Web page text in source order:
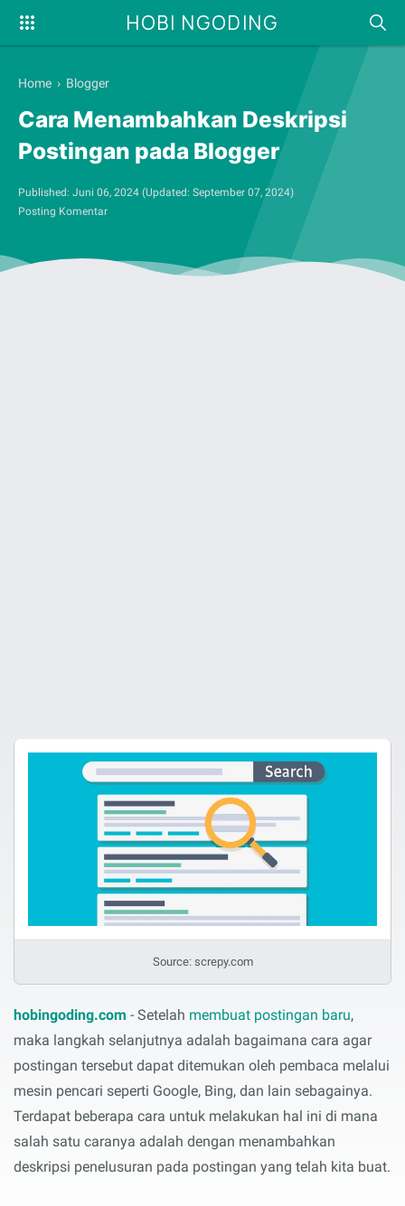
HOBI NGODING
Home › Blogger
Cara Menambahkan Deskripsi
Postingan pada Blogger
Published: Juni 06, 2024 (Updated: September 07, 2024)
Posting Komentar
Source: screpy.com
hobingoding.com - Setelah membuat postingan baru,
maka langkah selanjutnya adalah bagaimana cara agar
postingan tersebut dapat ditemukan oleh pembaca melalui
mesin pencari seperti Google, Bing, dan lain sebagainya.
Terdapat beberapa cara untuk melakukan hal ini di mana
salah satu caranya adalah dengan menambahkan
deskripsi penelusuran pada postingan yang telah kita buat.